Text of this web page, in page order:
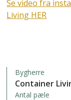
Se video fra
Living HER
Bygherre
Container
Antal pæle